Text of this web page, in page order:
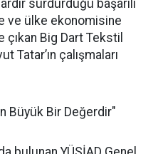
sürdürdüğü başarılı
ve ülke ekonomisine
Big Dart Tekstil
Tatar’ın çalışmaları
Büyük Bir Değerdir"